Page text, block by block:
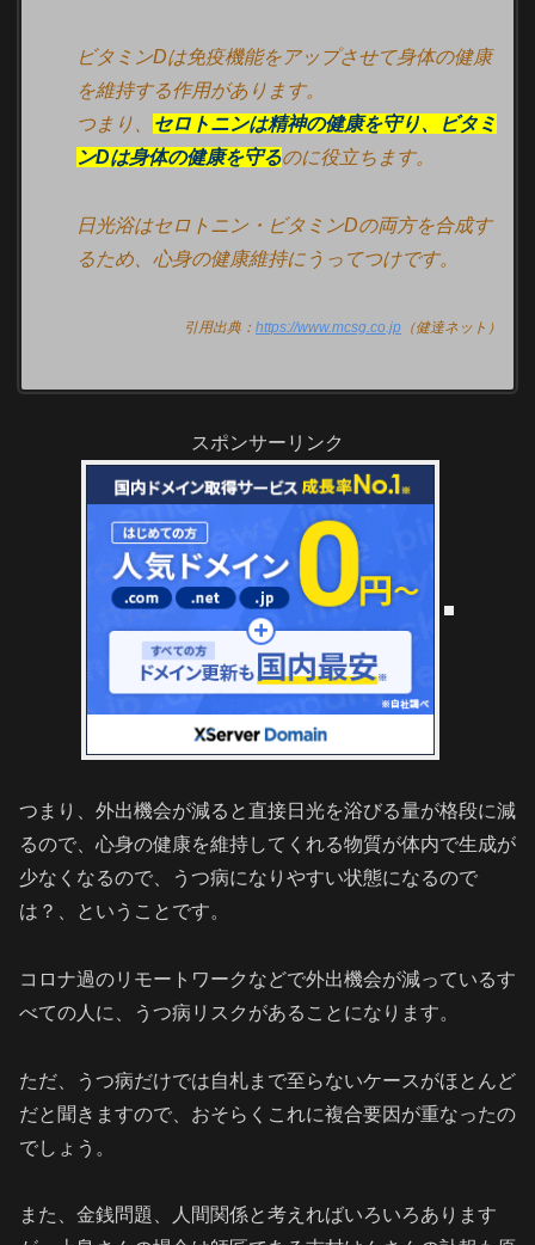
ビタミンDは免疫機能をアップさせて身体の健康
を維持する作用があります。
つまり、
セロトニンは精神の健康を守り、ビタミ
ンDは身体の健康を守るのに役立ちます。
日光浴はセロトニン・ビタミンDの両方を合成す
るため、心身の健康維持にうってつけです。
引用出典： https://www.mcsg.co.jp （健達ネット）
スポンサーリンク
つまり、外出機会が減ると直接日光を浴びる量が格段に減
るので、心身の健康を維持してくれる物質が体内で生成が
少なくなるので、うつ病になりやすい状態になるので
は？、ということです。
コロナ過のリモートワークなどで外出機会が減っているす
べての人に、うつ病リスクがあることになります。
ただ、うつ病だけでは自札まで至らないケースがほとんど
だと聞きますので、おそらくこれに複合要因が重なったの
でしょう。
また、金銭問題、人間関係と考えればいろいろあります